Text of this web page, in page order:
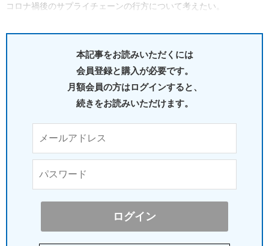
コロナ禍後のサプライチェーンの行方について考えたい。
本記事をお読みいただくには
会員登録と購入が必要です。
月額会員の方はログインすると、
続きをお読みいただけます。